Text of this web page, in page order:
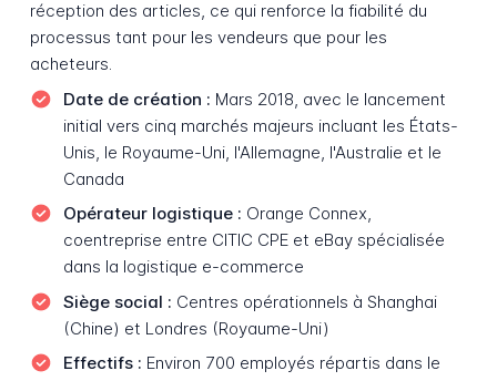
réception des articles, ce qui renforce la fiabilité du
processus tant pour les vendeurs que pour les
acheteurs.
Date de création : Mars 2018, avec le lancement
initial vers cinq marchés majeurs incluant les États-
Unis, le Royaume-Uni, l'Allemagne, l'Australie et le
Canada
Opérateur logistique : Orange Connex,
coentreprise entre CITIC CPE et eBay spécialisée
dans la logistique e-commerce
Siège social : Centres opérationnels à Shanghai
(Chine) et Londres (Royaume-Uni)
Effectifs : Environ 700 employés répartis dans le